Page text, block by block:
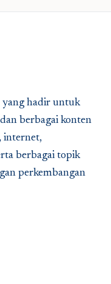
yang hadir untuk
berbagai konten
internet,
berbagai topik
perkembangan